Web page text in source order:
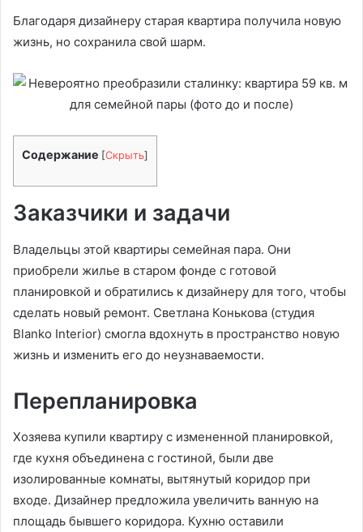
Благодаря дизайнеру старая квартира получила новую
жизнь, но сохранила свой шарм.
Содержание [Скрыть]
Заказчики и задачи
Владельцы этой квартиры семейная пара. Они
приобрели жилье в старом фонде с готовой
планировкой и обратились к дизайнеру для того, чтобы
сделать новый ремонт. Светлана Конькова (студия
Blanko Interior) смогла вдохнуть в пространство новую
жизнь и изменить его до неузнаваемости.
Перепланировка
Хозяева купили квартиру с измененной планировкой,
где кухня объединена с гостиной, были две
изолированные комнаты, вытянутый коридор при
входе. Дизайнер предложила увеличить ванную на
площадь бывшего коридора. Кухню оставили